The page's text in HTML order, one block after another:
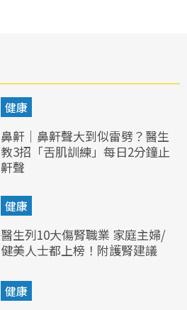
健康
鼻鼾｜鼻鼾聲大到似雷劈？醫生
教3招「舌肌訓練」每日2分鐘止
鼾聲
健康
醫生列10大傷腎職業 家庭主婦/
健美人士都上榜！附護腎建議
健康